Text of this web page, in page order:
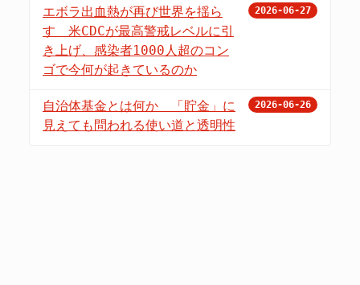
エボラ出血熱が再び世界を揺ら
す 米CDCが最高警戒レベルに引
き上げ、感染者1000人超のコン
ゴで今何が起きているのか
2026-06-27
自治体基金とは何か 「貯金」に
見えても問われる使い道と透明性
2026-06-26